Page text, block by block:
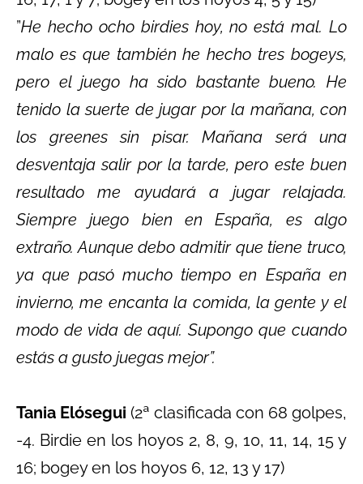
”He hecho ocho birdies hoy, no está mal. Lo
malo es que también he hecho tres bogeys,
pero el juego ha sido bastante bueno. He
tenido la suerte de jugar por la mañana, con
los greenes sin pisar. Mañana será una
desventaja salir por la tarde, pero este buen
resultado me ayudará a jugar relajada.
Siempre juego bien en España, es algo
extraño. Aunque debo admitir que tiene truco,
ya que pasó mucho tiempo en España en
invierno, me encanta la comida, la gente y el
modo de vida de aquí. Supongo que cuando
estás a gusto juegas mejor”.
Tania Elósegui (2ª clasificada con 68 golpes,
-4. Birdie en los hoyos 2, 8, 9, 10, 11, 14, 15 y
16; bogey en los hoyos 6, 12, 13 y 17)